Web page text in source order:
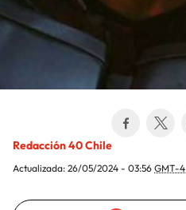
Redacción 40 Chile
Actualizada: 26/05/2024 - 03:56 GMT-4